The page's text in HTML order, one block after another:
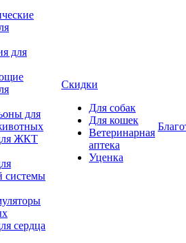
для
для
ЖКТ
системы
сердца
Скидки
Для собак
Для кошек
Ветеринарная
аптека
Уценка